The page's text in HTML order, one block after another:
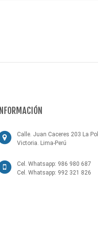
INFORMACIÓN
Calle. Juan Caceres 203 La
Victoria. Lima-Perú
Cel. Whatsapp: 986 980 687
Cel. Whatsapp: 992 321 826